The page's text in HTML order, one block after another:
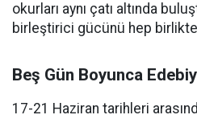
okurları aynı çatı altında
birleştirici gücünü hep birlikte
Beş Gün Boyunca
17-21 Haziran tarihleri